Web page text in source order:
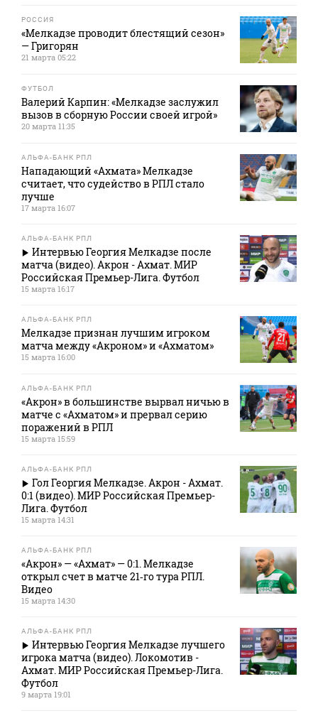
РОССИЯ
«Мелкадзе проводит блестящий сезон»
— Григорян
21 марта 05:22
ФУТБОЛ
Валерий Карпин: «Мелкадзе заслужил
вызов в сборную России своей игрой»
20 марта 11:35
АЛЬФА-БАНК РПЛ
Нападающий «Ахмата» Мелкадзе
считает, что судейство в РПЛ стало
лучше
17 марта 16:07
АЛЬФА-БАНК РПЛ
Интервью Георгия Мелкадзе после
матча (видео). Акрон - Ахмат. МИР
Российская Премьер-Лига. Футбол
15 марта 16:17
АЛЬФА-БАНК РПЛ
Мелкадзе признан лучшим игроком
матча между «Акроном» и «Ахматом»
15 марта 16:00
АЛЬФА-БАНК РПЛ
«Акрон» в большинстве вырвал ничью в
матче с «Ахматом» и прервал серию
поражений в РПЛ
15 марта 15:59
АЛЬФА-БАНК РПЛ
Гол Георгия Мелкадзе. Акрон - Ахмат.
0:1 (видео). МИР Российская Премьер-
Лига. Футбол
15 марта 14:31
АЛЬФА-БАНК РПЛ
«Акрон» — «Ахмат» — 0:1. Мелкадзе
открыл счет в матче 21‑го тура РПЛ.
Видео
15 марта 14:30
АЛЬФА-БАНК РПЛ
Интервью Георгия Мелкадзе лучшего
игрока матча (видео). Локомотив -
Ахмат. МИР Российская Премьер-Лига.
Футбол
9 марта 19:01